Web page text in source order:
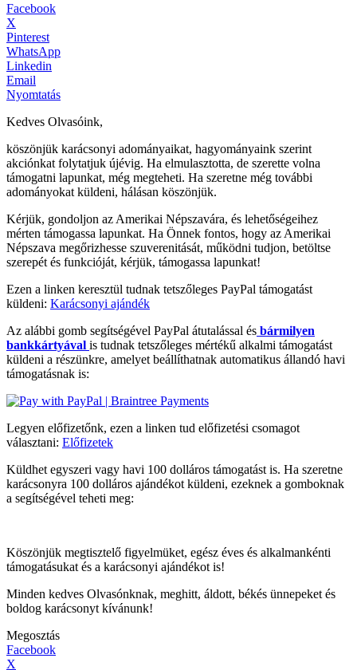
Facebook
X
Pinterest
WhatsApp
Linkedin
Email
Nyomtatás
Kedves Olvasóink,
köszönjük karácsonyi adományaikat, hagyományaink szerint
akciónkat folytatjuk újévig. Ha elmulasztotta, de szerette volna
támogatni lapunkat, még megteheti. Ha szeretne még további
adományokat küldeni, hálásan köszönjük.
Kérjük, gondoljon az Amerikai Népszavára, és lehetőségeihez
mérten támogassa lapunkat. Ha Önnek fontos, hogy az Amerikai
Népszava megőrizhesse szuverenitását, működni tudjon, betöltse
szerepét és funkcióját, kérjük, támogassa lapunkat!
Ezen a linken keresztül tudnak tetszőleges PayPal támogatást
küldeni: Karácsonyi ajándék
Az alábbi gomb segítségével PayPal átutalással és bármilyen
bankkártyával is tudnak tetszőleges mértékű alkalmi támogatást
küldeni a részünkre, amelyet beállíthatnak automatikus állandó havi
támogatásnak is:
Legyen előfizetőnk, ezen a linken tud előfizetési csomagot
választani: Előfizetek
Küldhet egyszeri vagy havi 100 dolláros támogatást is. Ha szeretne
karácsonyra 100 dolláros ajándékot küldeni, ezeknek a gomboknak
a segítségével teheti meg:
Köszönjük megtisztelő figyelmüket, egész éves és alkalmankénti
támogatásukat és a karácsonyi ajándékot is!
Minden kedves Olvasónknak, meghitt, áldott, békés ünnepeket és
boldog karácsonyt kívánunk!
Megosztás
Facebook
X